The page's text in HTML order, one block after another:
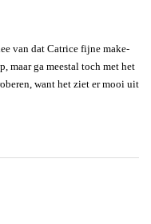
van dat Catrice fijne make-
maar ga meestal toch met het
want het ziet er mooi uit